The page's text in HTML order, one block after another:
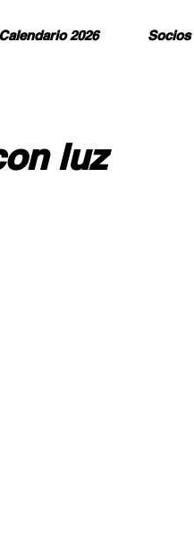
Calendario 2026 Socios
luz